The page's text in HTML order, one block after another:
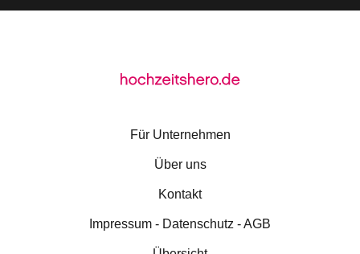
Für Unternehmen
Über uns
Kontakt
Impressum - Datenschutz - AGB